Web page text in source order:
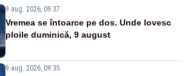
9 aug. 2026, 09:37
Vremea se întoarce pe dos. Unde lovesc
ploile duminică, 9 august
9 aug. 2026, 09:35